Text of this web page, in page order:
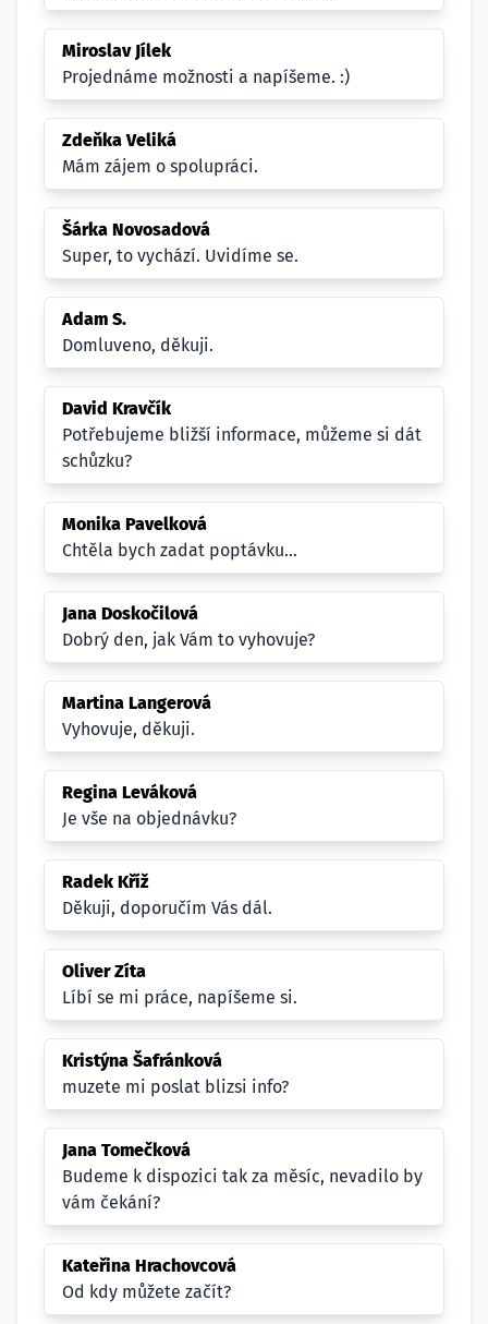
Miroslav Jílek
Projednáme možnosti a napíšeme. :)
Zdeňka Veliká
Mám zájem o spolupráci.
Šárka Novosadová
Super, to vychází. Uvidíme se.
Adam S.
Domluveno, děkuji.
David Kravčík
Potřebujeme bližší informace, můžeme si dát
schůzku?
Monika Pavelková
Chtěla bych zadat poptávku...
Jana Doskočilová
Dobrý den, jak Vám to vyhovuje?
Martina Langerová
Vyhovuje, děkuji.
Regina Leváková
Je vše na objednávku?
Radek Kříž
Děkuji, doporučím Vás dál.
Oliver Zíta
Líbí se mi práce, napíšeme si.
Kristýna Šafránková
muzete mi poslat blizsi info?
Jana Tomečková
Budeme k dispozici tak za měsíc, nevadilo by
vám čekání?
Kateřina Hrachovcová
Od kdy můžete začít?